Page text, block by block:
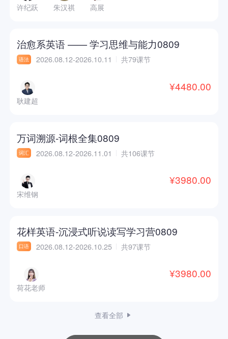
许纪跃 朱汉祺 高展
治愈系英语 —— 学习思维与能力0809
语法 2026.08.12-2026.10.11 共79课节
耿建超
¥4480.00
万词溯源-词根全集0809
词汇 2026.08.12-2026.11.01 共106课节
宋维钢
¥3980.00
花样英语-沉浸式听说读写学习营0809
口语 2026.08.12-2026.10.25 共97课节
荷花老师
¥3980.00
查看全部